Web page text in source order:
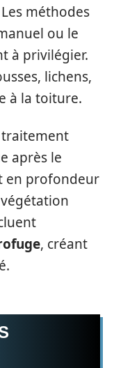
méthodes
ou le
à privilégier.
lichens,
à la toiture.
traitement
après le
en profondeur
, créant